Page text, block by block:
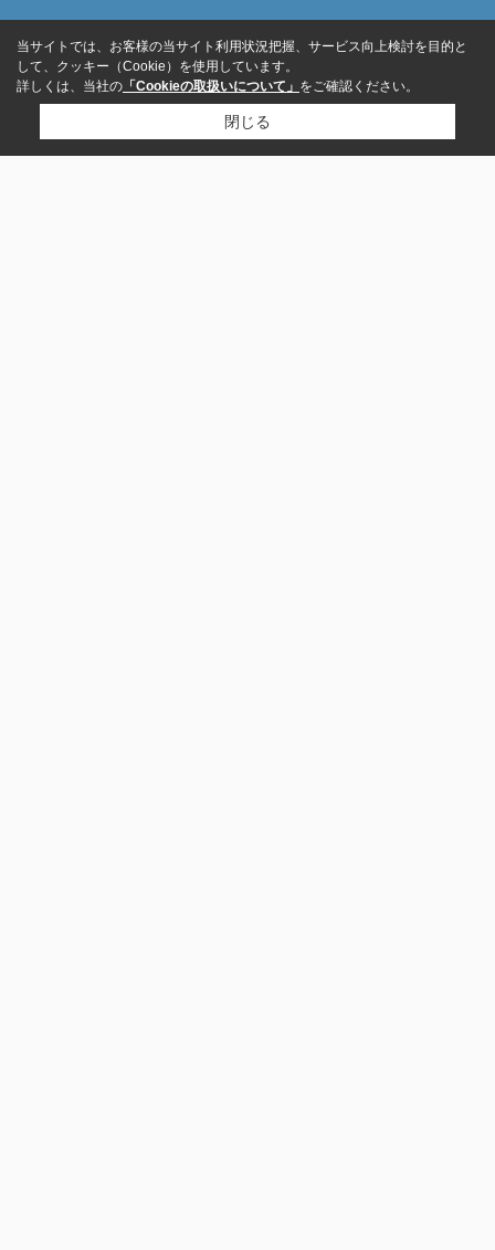
当サイトでは、お客様の当サイト利用状況把握、サービス向上検討を目的と
して、クッキー（Cookie）を使用しています。
詳しくは、当社の 「Cookieの取扱いについて」 をご確認ください。
閉じる